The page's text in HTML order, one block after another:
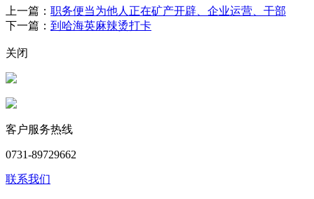
上一篇： 职务便当为他人正在矿产开辟、企业运营、干部
下一篇： 到哈海英麻辣烫打卡
关闭
客户服务热线
0731-89729662
联系我们